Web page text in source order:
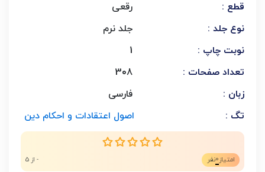
قطع :
رقعی
نوع جلد :
جلد نرم
نوبت چاپ :
1
تعداد صفحات :
308
زبان :
فارسی
تگ :
اصول اعتقادات و احکام دین
امتیاز0نفر - از 5